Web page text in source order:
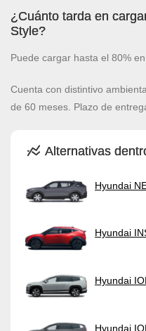
¿Cuánto tarda en
Style?
Puede cargar hasta el 80%
Cuenta con distintivo
de 60 meses. Plazo de
Alternativas
Hyundai
Hyundai
Hyundai
Hyundai